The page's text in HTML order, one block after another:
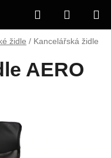
Hledat
KOŠÍK
židle / Kancelářská židle
AERO